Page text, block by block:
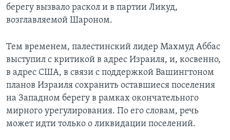
берегу вызвало раскол и в партии Ликуд,
возглавляемой Шароном.
Тем временем, палестинский лидер Махмуд Аббас
выступил с критикой в адрес Израиля, и, косвенно,
в адрес США, в связи с поддержкой Вашингтоном
планов Израиля сохранить оставшиеся поселения
на Западном берегу в рамках окончательного
мирного урегулирования. По его словам, речь
может идти только о ликвидации поселений.